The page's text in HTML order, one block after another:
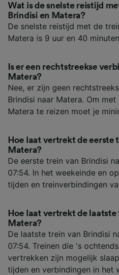
Wat is de snelste reistijd
Brindisi en Matera?
De snelste reistijd met de
Matera is 9 uur en 40
Is er een rechtstreekse
Matera?
Nee, er zijn geen
Brindisi naar Matera. Om
Matera te reizen moet je
Hoe laat vertrekt de eerste
Matera?
De eerste trein van Brindisi
07:54. In het weekeinde en
tijden en treinverbindingen
Hoe laat vertrekt de
Matera?
De laatste trein van Brindisi
07:54. Treinen die 's
vertrekken zijn mogelijk
tijden en verbindingen in het